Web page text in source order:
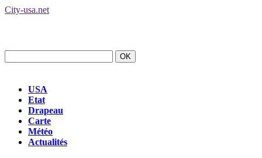
City-usa.net
USA
Etat
Drapeau
Carte
Météo
Actualités